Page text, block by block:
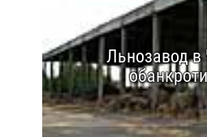
Льнозавод в